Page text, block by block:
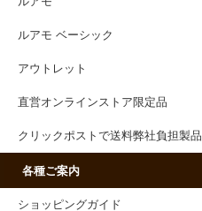
ルアモ ベーシック
アウトレット
直営オンラインストア限定品
クリックポストで送料弊社負担製品
各種ご案内
ショッピングガイド